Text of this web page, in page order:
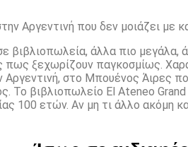
Αργεντινή που δεν μοιάζει με
βιβλιοπωλεία, άλλα πιο μεγάλα,
πως ξεχωρίζουν παγκοσμίως.
Αργεντινή, στο Μπουένος Άιρες
Το βιβλιοπωλείο El Ateneo
100 ετών. Αν μη τι άλλο ακόμη